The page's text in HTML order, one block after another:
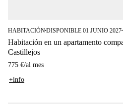
HABITACIÓN■DISPONIBLE 01 JUNIO 2027■
Habitación en un apartamento
Castillejos
775 €/al mes
+info